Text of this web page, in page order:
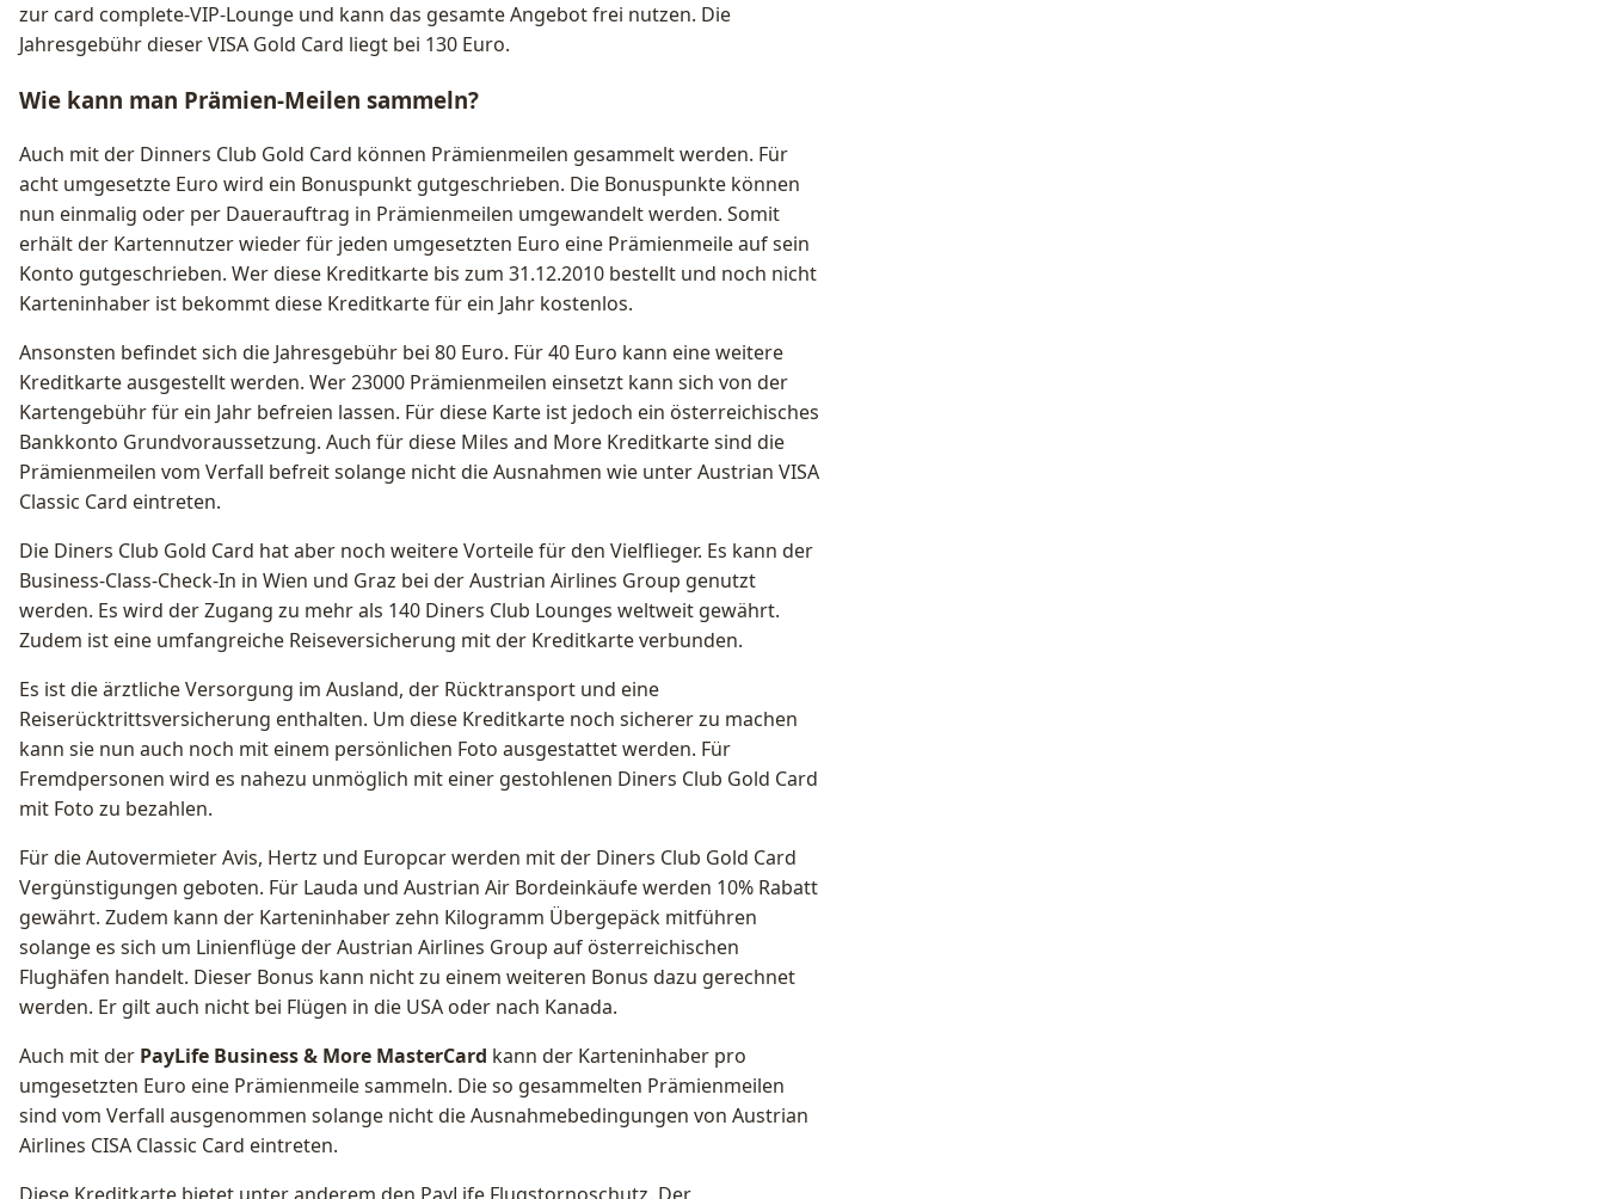
zur card complete-VIP-Lounge und kann das gesamte Angebot frei nutzen. Die
Jahresgebühr dieser VISA Gold Card liegt bei 130 Euro.
Wie kann man Prämien-Meilen sammeln?
Auch mit der Dinners Club Gold Card können Prämienmeilen gesammelt werden. Für
acht umgesetzte Euro wird ein Bonuspunkt gutgeschrieben. Die Bonuspunkte können
nun einmalig oder per Dauerauftrag in Prämienmeilen umgewandelt werden. Somit
erhält der Kartennutzer wieder für jeden umgesetzten Euro eine Prämienmeile auf sein
Konto gutgeschrieben. Wer diese Kreditkarte bis zum 31.12.2010 bestellt und noch nicht
Karteninhaber ist bekommt diese Kreditkarte für ein Jahr kostenlos.
Ansonsten befindet sich die Jahresgebühr bei 80 Euro. Für 40 Euro kann eine weitere
Kreditkarte ausgestellt werden. Wer 23000 Prämienmeilen einsetzt kann sich von der
Kartengebühr für ein Jahr befreien lassen. Für diese Karte ist jedoch ein österreichisches
Bankkonto Grundvoraussetzung. Auch für diese Miles and More Kreditkarte sind die
Prämienmeilen vom Verfall befreit solange nicht die Ausnahmen wie unter Austrian VISA
Classic Card eintreten.
Die Diners Club Gold Card hat aber noch weitere Vorteile für den Vielflieger. Es kann der
Business-Class-Check-In in Wien und Graz bei der Austrian Airlines Group genutzt
werden. Es wird der Zugang zu mehr als 140 Diners Club Lounges weltweit gewährt.
Zudem ist eine umfangreiche Reiseversicherung mit der Kreditkarte verbunden.
Es ist die ärztliche Versorgung im Ausland, der Rücktransport und eine
Reiserücktrittsversicherung enthalten. Um diese Kreditkarte noch sicherer zu machen
kann sie nun auch noch mit einem persönlichen Foto ausgestattet werden. Für
Fremdpersonen wird es nahezu unmöglich mit einer gestohlenen Diners Club Gold Card
mit Foto zu bezahlen.
Für die Autovermieter Avis, Hertz und Europcar werden mit der Diners Club Gold Card
Vergünstigungen geboten. Für Lauda und Austrian Air Bordeinkäufe werden 10% Rabatt
gewährt. Zudem kann der Karteninhaber zehn Kilogramm Übergepäck mitführen
solange es sich um Linienflüge der Austrian Airlines Group auf österreichischen
Flughäfen handelt. Dieser Bonus kann nicht zu einem weiteren Bonus dazu gerechnet
werden. Er gilt auch nicht bei Flügen in die USA oder nach Kanada.
Auch mit der PayLife Business & More MasterCard kann der Karteninhaber pro
umgesetzten Euro eine Prämienmeile sammeln. Die so gesammelten Prämienmeilen
sind vom Verfall ausgenommen solange nicht die Ausnahmebedingungen von Austrian
Airlines CISA Classic Card eintreten.